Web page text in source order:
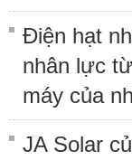
Điện hạt
nhân lực
máy của
JA Solar